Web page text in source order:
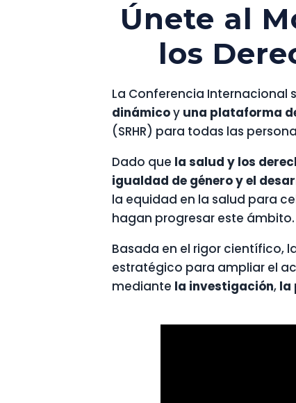
Únete al
los
La Conferencia Internacional
dinámicoy una plataforma
(SRHR) para todas las
Dado que la salud y los
igualdad de género y el
la equidad en la salud para
hagan progresar este ámbito.
Basada en el rigor científico,
estratégico para ampliar el
mediante la investigación, la